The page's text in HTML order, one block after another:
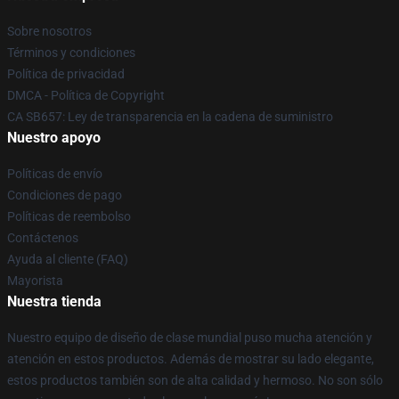
Sobre nosotros
Términos y condiciones
Política de privacidad
DMCA - Política de Copyright
CA SB657: Ley de transparencia en la cadena de suministro
Nuestro apoyo
Políticas de envío
Condiciones de pago
Políticas de reembolso
Contáctenos
Ayuda al cliente (FAQ)
Mayorista
Nuestra tienda
Nuestro equipo de diseño de clase mundial puso mucha atención y
atención en estos productos. Además de mostrar su lado elegante,
estos productos también son de alta calidad y hermoso. No son sólo